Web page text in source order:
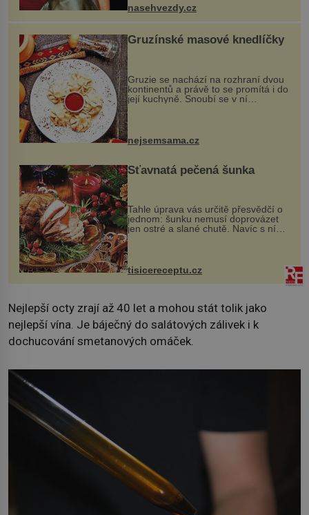
nasehvezdy.cz
Gruzínské masové knedlíčky
Gruzie se nachází na rozhraní dvou
kontinentů a právě to se promítá i do
její kuchyně. Snoubí se v ní
evropské a asijské chutě a díky tomu
pokrmy, které rozhodně st...
nejsemsama.cz
Šťavnatá pečená šunka
Tahle úprava vás určitě přesvědčí o
jednom: šunku nemusí doprovázet
jen ostré a slané chutě. Navíc s ní
nakrmíte poměrně hodně hladových
krků. Ingredience sádlo 3 kg šunky
vcelku 3 stroužky česneku hl...
tisicereceptu.cz
Nejlepší octy zrají až 40 let a mohou stát tolik jako
nejlepší vína. Je báječný do salátových zálivek i k
dochucování smetanových omáček.